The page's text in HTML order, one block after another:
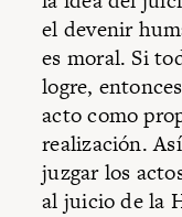
el devenir
es moral. Si
logre,
acto como
realización.
juzgar los
al juicio de la